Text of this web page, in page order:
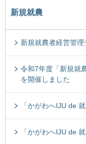
新規就農
新規就農者経営管理
令和7年度「新規就
を開催しました
「かがわへIJU de
「かがわへIJU de